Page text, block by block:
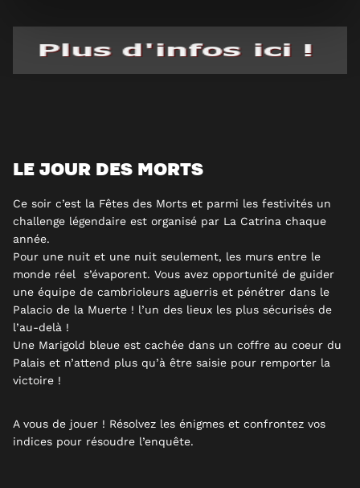
LE JOUR DES MORTS
Ce soir c’est la Fêtes des Morts et parmi les festivités un
challenge légendaire est organisé par La Catrina chaque
année.
Pour une nuit et une nuit seulement, les murs entre le
monde réel s’évaporent. Vous avez opportunité de guider
une équipe de cambrioleurs aguerris et pénétrer dans le
Palacio de la Muerte ! l’un des lieux les plus sécurisés de
l’au-delà !
Une Marigold bleue est cachée dans un coffre au coeur du
Palais et n’attend plus qu’à être saisie pour remporter la
victoire !
A vous de jouer ! Résolvez les énigmes et confrontez vos
indices pour résoudre l’enquête.